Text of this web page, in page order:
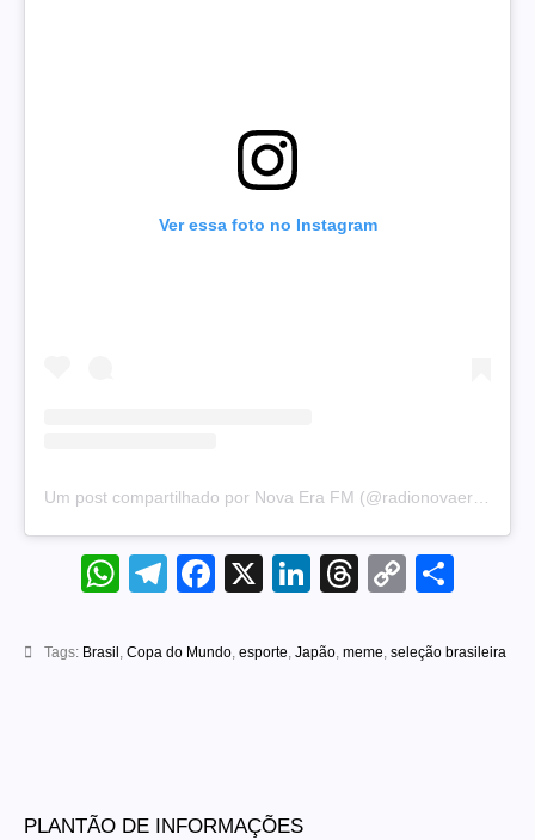
Ver essa foto no Instagram
Um post compartilhado por Nova Era FM (@radionovaera97.5)
WhatsApp
Telegram
Facebook
X LinkedIn
Threads
Copy
Tags: Brasil , Copa do Mundo, esporte, Japão, meme, seleção brasileira
PLANTÃO DE INFORMAÇÕES